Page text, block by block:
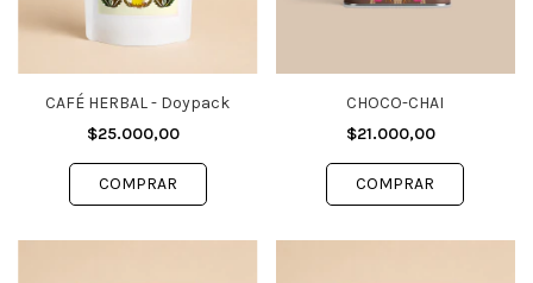
CAFÉ HERBAL - Doypack
$25.000,00
CHOCO-CHAI
$21.000,00